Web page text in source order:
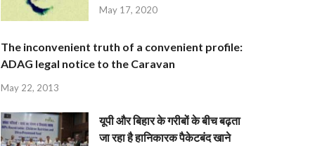
May 17, 2020
The inconvenient truth of a convenient profile:
ADAG legal notice to the Caravan
May 22, 2013
यूपी और बिहार के गरीबों के बीच बढ़ता
जा रहा है हानिकारक पैकेटबंद खाने